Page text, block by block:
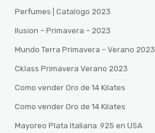
Perfumes | Catalogo 2023
Ilusion – Primavera – 2023
Mundo Terra Primavera – Verano 2023
Cklass Primavera Verano 2023
Como vender Oro de 14 Kilates
Como vender Oro de 14 Kilates
Mayoreo Plata Italiana .925 en USA